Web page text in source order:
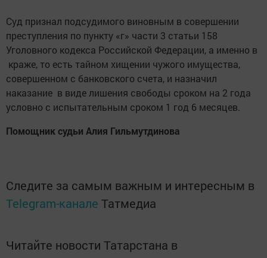
Суд признал подсудимого виновным в совершении
преступления по пункту «г» части 3 статьи 158
Уголовного кодекса Российской Федерации, а именно в
краже, то есть тайном хищении чужого имущества,
совершенном с банковского счета, и назначил
наказание в виде лишения свободы сроком на 2 года
условно с испытательным сроком 1 год 6 месяцев.
Помощник судьи Алия Гильмутдинова
Следите за самым важным и интересным в
Telegram-канале Татмедиа
Читайте новости Татарстана в